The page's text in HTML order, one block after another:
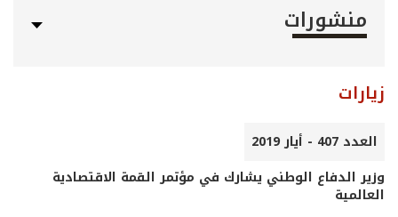
منشورات
زيارات
العدد 407 - أيار 2019
وزير الدفاع الوطني يشارك في مؤتمر القمة الاقتصادية
العالمية